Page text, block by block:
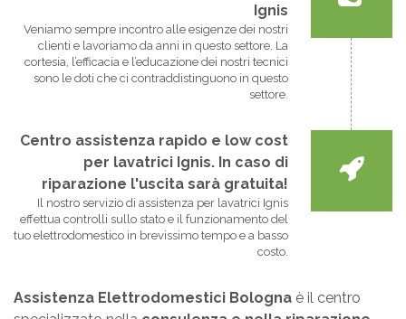
Ignis
Veniamo sempre incontro alle esigenze dei nostri
clienti e lavoriamo da anni in questo settore. La
cortesia, l’efficacia e l’educazione dei nostri tecnici
sono le doti che ci contraddistinguono in questo
settore.
Centro assistenza rapido e low cost
per lavatrici Ignis. In caso di
riparazione l'uscita sarà gratuita!
Il nostro servizio di assistenza per lavatrici Ignis
effettua controlli sullo stato e il funzionamento del
tuo elettrodomestico in brevissimo tempo e a basso
costo.
Assistenza Elettrodomestici Bologna è il centro